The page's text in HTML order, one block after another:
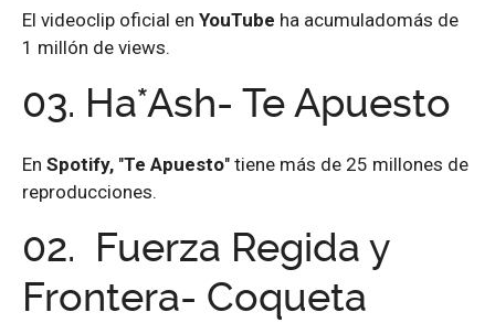
El videoclip oficial en YouTube ha acumuladomás de
1 millón de views.
03. Ha*Ash- Te Apuesto
En Spotify, "Te Apuesto" tiene más de 25 millones de
reproducciones.
02. Fuerza Regida y
Frontera- Coqueta